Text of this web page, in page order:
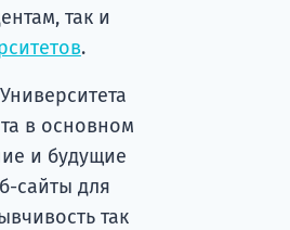
так и
.
в основном
и будущие
сайты для
так